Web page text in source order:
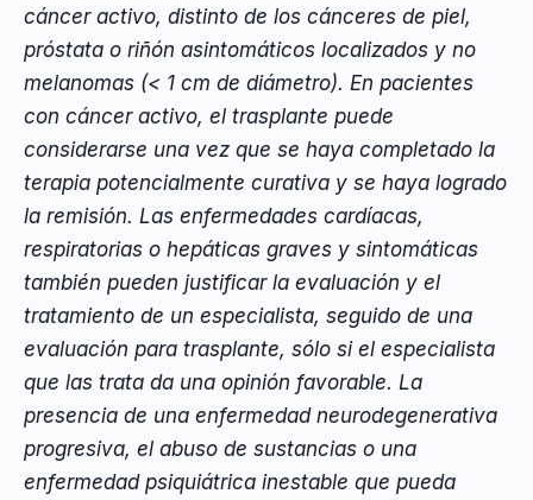
cáncer activo, distinto de los cánceres de piel,
próstata o riñón asintomáticos localizados y no
melanomas (< 1 cm de diámetro). En pacientes
con cáncer activo, el trasplante puede
considerarse una vez que se haya completado la
terapia potencialmente curativa y se haya logrado
la remisión. Las enfermedades cardíacas,
respiratorias o hepáticas graves y sintomáticas
también pueden justificar la evaluación y el
tratamiento de un especialista, seguido de una
evaluación para trasplante, sólo si el especialista
que las trata da una opinión favorable. La
presencia de una enfermedad neurodegenerativa
progresiva, el abuso de sustancias o una
enfermedad psiquiátrica inestable que pueda